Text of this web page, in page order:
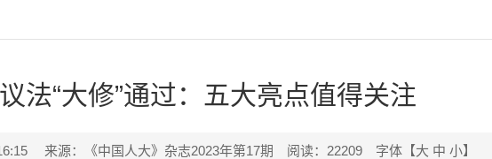
法“大修”通过：五大亮点值得关注
来源：《中国人大》杂志2023年第17期 阅读： 22209 字体【大 中 小】